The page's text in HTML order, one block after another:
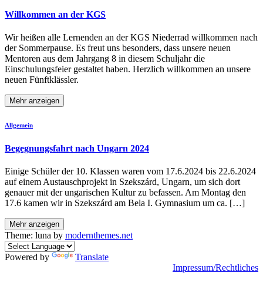
Willkommen an der KGS
Wir heißen alle Lernenden an der KGS Niederrad willkommen nach
der Sommerpause. Es freut uns besonders, dass unsere neuen
Mentoren aus dem Jahrgang 8 in diesem Schuljahr die
Einschulungsfeier gestaltet haben. Herzlich willkommen an unsere
neuen Fünftklässler.
Mehr anzeigen
Allgemein
Begegnungsfahrt nach Ungarn 2024
Einige Schüler der 10. Klassen waren vom 17.6.2024 bis 22.6.2024
auf einem Austauschprojekt in Szekszárd, Ungarn, um sich dort
genauer mit der ungarischen Kultur zu befassen. Am Montag den
17.6 kamen wir in Szekszárd am Bela I. Gymnasium um ca. […]
Mehr anzeigen
Theme: luna by modernthemes.net
Powered by
Translate
Impressum/Rechtliches